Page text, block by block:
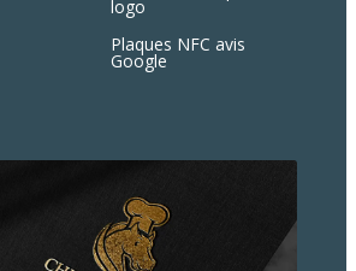
logo
Plaques NFC avis
Google